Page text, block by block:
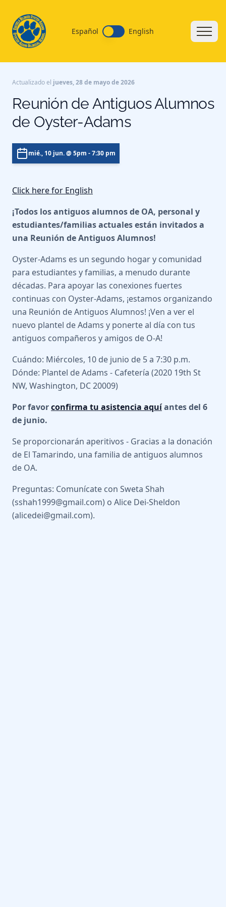
Español English
Actualizado el jueves, 28 de mayo de 2026
Reunión de Antiguos Alumnos
de Oyster-Adams
mié., 10 jun.@ 5pm - 7:30 pm
Click here for English
¡Todos los antiguos alumnos de OA, personal y
estudiantes/familias actuales están invitados a
una Reunión de Antiguos Alumnos!
Oyster-Adams es un segundo hogar y comunidad
para estudiantes y familias, a menudo durante
décadas. Para apoyar las conexiones fuertes
continuas con Oyster-Adams, ¡estamos organizando
una Reunión de Antiguos Alumnos! ¡Ven a ver el
nuevo plantel de Adams y ponerte al día con tus
antiguos compañeros y amigos de O-A!
Cuándo: Miércoles, 10 de junio de 5 a 7:30 p.m.
Dónde: Plantel de Adams - Cafetería (2020 19th St
NW, Washington, DC 20009)
Por favorconfirma tu asistencia aquíantes del 6
de junio.
Se proporcionarán aperitivos - Gracias a la donación
de El Tamarindo, una familia de antiguos alumnos
de OA.
Preguntas: Comunícate con Sweta Shah
(sshah1999@gmail.com) o Alice Dei-Sheldon
(alicedei@gmail.com).